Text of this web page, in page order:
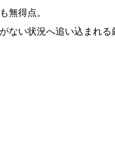
無得点。
ない状況へ追い込まれる